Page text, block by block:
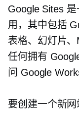
Google Sites
用，其中包括
表格、幻灯片、
任何拥有
问 Google
要创建一个新网